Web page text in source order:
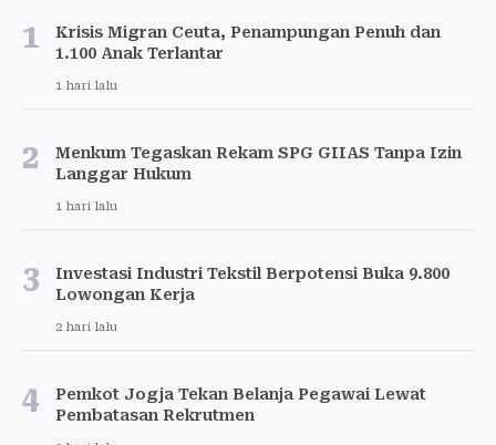
1
Krisis Migran Ceuta, Penampungan Penuh dan
1.100 Anak Terlantar
1 hari lalu
2
Menkum Tegaskan Rekam SPG GIIAS Tanpa Izin
Langgar Hukum
1 hari lalu
3
Investasi Industri Tekstil Berpotensi Buka 9.800
Lowongan Kerja
2 hari lalu
4
Pemkot Jogja Tekan Belanja Pegawai Lewat
Pembatasan Rekrutmen